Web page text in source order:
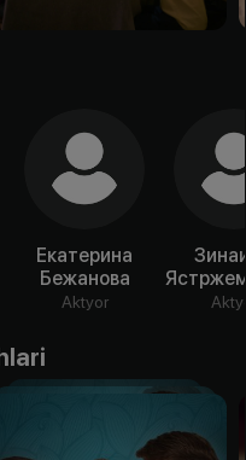
Екатерина
Бежанова
Aktyor